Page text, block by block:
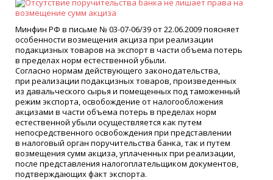
Минфин РФ в письме № 03-07-06/39 от 22.06.2009 поясняет
особенности возмещения акциза при реализации
подакцизных товаров на экспорт в части объема потерь
в пределах норм естественной убыли.
Согласно нормам действующего законодательства,
при реализации подакцизных товаров, произведенных
из давальческого сырья и помещенных под таможенный
режим экспорта, освобождение от налогообложения
акцизами в части объема потерь в пределах норм
естественной убыли осуществляется как путем
непосредственного освобождения при представлении
в налоговый орган поручительства банка, так и путем
возмещения сумм акциза, уплаченных при реализации,
после представления налогоплательщиком документов,
подтверждающих факт экспорта.